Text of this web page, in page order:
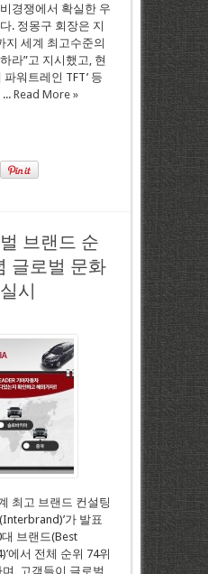
경쟁에서 확실한 우
. 정몽구 회장은 지
지 세계 최고수준의
라”고 지시했고, 현
파워트레인 TFT’ 등
Read More »
브랜드 순
글로벌 문화
시
최고 브랜드 컨설팅
가 발표
대 브랜드(Best
에서 전체 순위 74위
, 고객들이 글로벌